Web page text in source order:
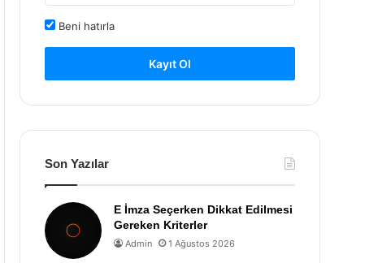
Beni hatırla
Kayıt Ol
Son Yazılar
E İmza Seçerken Dikkat Edilmesi
Gereken Kriterler
Admin 1 Ağustos 2026